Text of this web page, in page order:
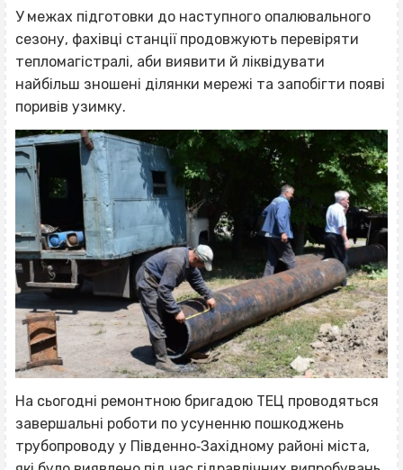
У межах підготовки до наступного опалювального
сезону, фахівці станції продовжують перевіряти
тепломагістралі, аби виявити й ліквідувати
найбільш зношені ділянки мережі та запобігти появі
поривів узимку.
На сьогодні ремонтною бригадою ТЕЦ проводяться
завершальні роботи по усуненню пошкоджень
трубопроводу у Південно‐Західному районі міста,